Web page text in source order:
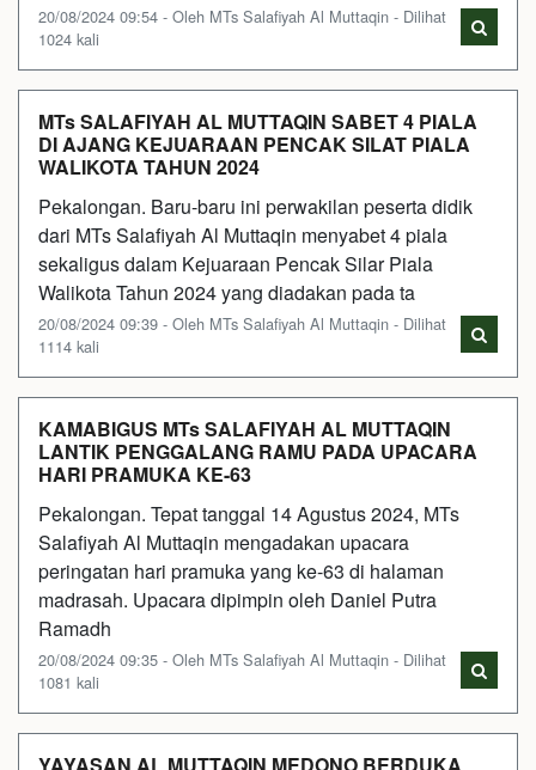
20/08/2024 09:54 - Oleh MTs Salafiyah Al Muttaqin - Dilihat
1024 kali
MTs SALAFIYAH AL MUTTAQIN SABET 4 PIALA
DI AJANG KEJUARAAN PENCAK SILAT PIALA
WALIKOTA TAHUN 2024
Pekalongan. Baru-baru ini perwakilan peserta didik
dari MTs Salafiyah Al Muttaqin menyabet 4 piala
sekaligus dalam Kejuaraan Pencak Silar Piala
Walikota Tahun 2024 yang diadakan pada ta
20/08/2024 09:39 - Oleh MTs Salafiyah Al Muttaqin - Dilihat
1114 kali
KAMABIGUS MTs SALAFIYAH AL MUTTAQIN
LANTIK PENGGALANG RAMU PADA UPACARA
HARI PRAMUKA KE-63
Pekalongan. Tepat tanggal 14 Agustus 2024, MTs
Salafiyah Al Muttaqin mengadakan upacara
peringatan hari pramuka yang ke-63 di halaman
madrasah. Upacara dipimpin oleh Daniel Putra
Ramadh
20/08/2024 09:35 - Oleh MTs Salafiyah Al Muttaqin - Dilihat
1081 kali
YAYASAN AL MUTTAQIN MEDONO BERDUKA